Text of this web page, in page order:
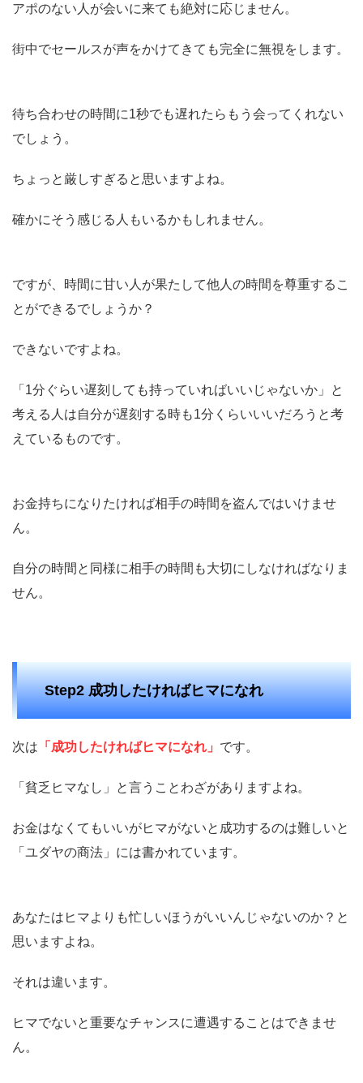
アポのない人が会いに来ても絶対に応じません。
街中でセールスが声をかけてきても完全に無視をします。
待ち合わせの時間に1秒でも遅れたらもう会ってくれない
でしょう。
ちょっと厳しすぎると思いますよね。
確かにそう感じる人もいるかもしれません。
ですが、時間に甘い人が果たして他人の時間を尊重するこ
とができるでしょうか？
できないですよね。
「1分ぐらい遅刻しても持っていればいいじゃないか」と
考える人は自分が遅刻する時も1分くらいいいだろうと考
えているものです。
お金持ちになりたければ相手の時間を盗んではいけませ
ん。
自分の時間と同様に相手の時間も大切にしなければなりま
せん。
Step2 成功したければヒマになれ
次は 「成功したければヒマになれ」 です。
「貧乏ヒマなし」と言うことわざがありますよね。
お金はなくてもいいがヒマがないと成功するのは難しいと
「ユダヤの商法」には書かれています。
あなたはヒマよりも忙しいほうがいいんじゃないのか？と
思いますよね。
それは違います。
ヒマでないと重要なチャンスに遭遇することはできませ
ん。